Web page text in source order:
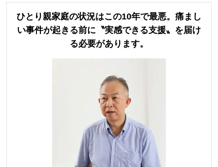
ひとり親家庭の状況はこの10年で最悪。 痛まし
い事件が起きる前に〝実感できる支援〟を届け
る必要があります。